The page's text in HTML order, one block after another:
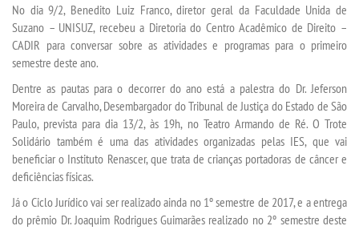
SEGUNDA GRADUAÇÃO
MATRÍCULA
EDITAL
PUBLICAÇÕES
DESTAQUES
No dia 9/2, Benedito Luiz Franco, diretor geral da Faculdade Unida de
Suzano – UNISUZ, recebeu a Diretoria do Centro Acadêmico de Direito –
CADIR para conversar sobre as atividades e programas para o primeiro
semestre deste ano.
Dentre as pautas para o decorrer do ano está a palestra do Dr. Jeferson
Moreira de Carvalho, Desembargador do Tribunal de Justiça do Estado de São
Paulo, prevista para dia 13/2, às 19h, no Teatro Armando de Ré. O Trote
Solidário também é uma das atividades organizadas pelas IES, que vai
beneficiar o Instituto Renascer, que trata de crianças portadoras de câncer e
deficiências físicas.
Já o Ciclo Jurídico vai ser realizado ainda no 1º semestre de 2017, e a entrega
do prêmio Dr. Joaquim Rodrigues Guimarães realizado no 2º semestre deste